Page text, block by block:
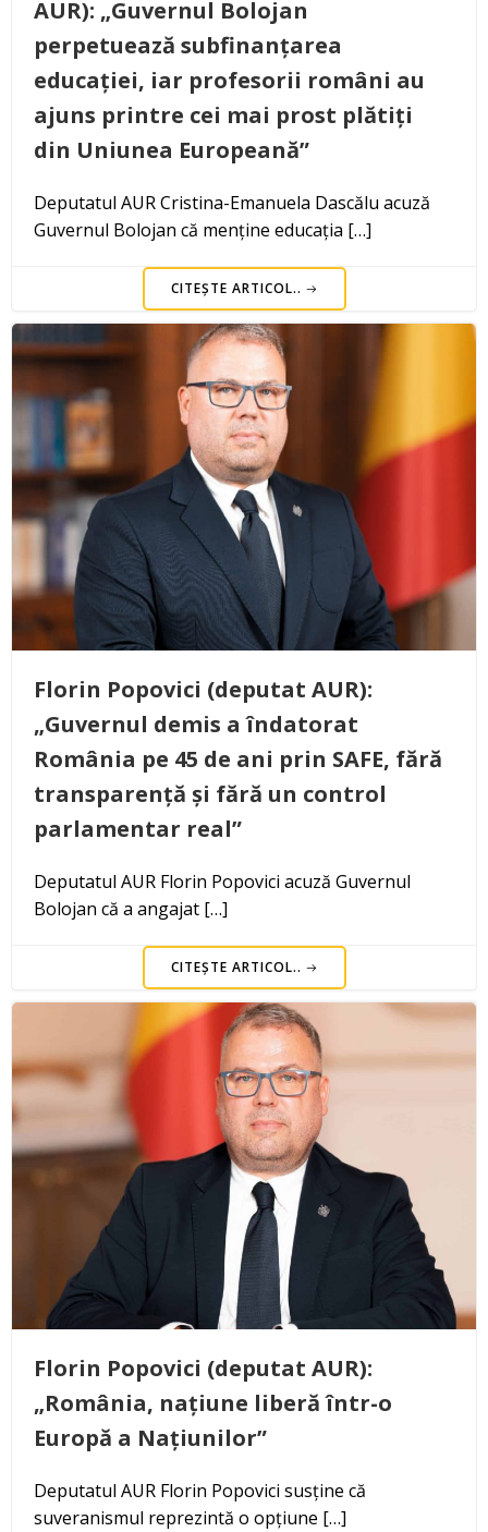
AUR): „Guvernul Bolojan
perpetuează subfinanțarea
educației, iar profesorii români au
ajuns printre cei mai prost plătiți
din Uniunea Europeană”
Deputatul AUR Cristina-Emanuela Dascălu acuză
Guvernul Bolojan că menține educația […]
CITEȘTE ARTICOL..
Florin Popovici (deputat AUR):
„Guvernul demis a îndatorat
România pe 45 de ani prin SAFE, fără
transparență și fără un control
parlamentar real”
Deputatul AUR Florin Popovici acuză Guvernul
Bolojan că a angajat […]
CITEȘTE ARTICOL..
Florin Popovici (deputat AUR):
„România, națiune liberă într-o
Europă a Națiunilor”
Deputatul AUR Florin Popovici susține că
suveranismul reprezintă o opțiune […]